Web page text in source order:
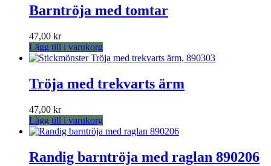
har
flera
olika
alternativen
väljas
på
Barntröja med tomtar
47,00 kr
Lägg till i varukorg
Tröja med trekvarts ärm
47,00 kr
Lägg till i varukorg
Randig barntröja med raglan 890206